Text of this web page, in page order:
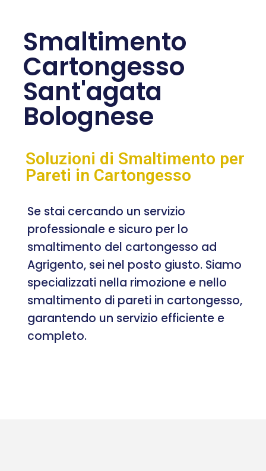
Smaltimento
Cartongesso
Sant'agata
Bolognese
Soluzioni di Smaltimento per
Pareti in Cartongesso
Se stai cercando un servizio
professionale e sicuro per lo
smaltimento del cartongesso ad
Agrigento, sei nel posto giusto. Siamo
specializzati nella rimozione e nello
smaltimento di pareti in cartongesso,
garantendo un servizio efficiente e
completo.